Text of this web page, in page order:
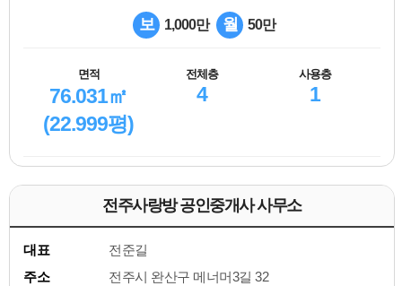
보 1,000만 월 50만
면적
76.031㎡
(22.999평)
전체층
4
사용층
1
전주사랑방 공인중개사 사무소
대표
전준길
주소
전주시 완산구 메너머3길 32